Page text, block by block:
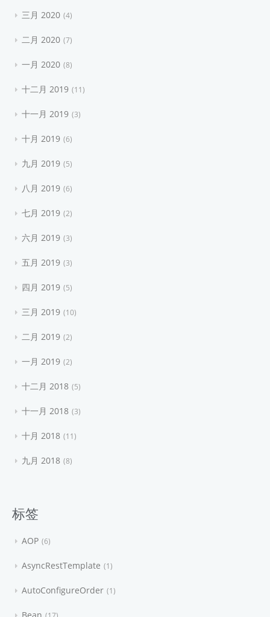
三月 2020 4
二月 2020 7
一月 2020 8
十二月 2019 11
十一月 2019 3
十月 2019 6
九月 2019 5
八月 2019 6
七月 2019 2
六月 2019 3
五月 2019 3
四月 2019 5
三月 2019 10
二月 2019 2
一月 2019 2
十二月 2018 5
十一月 2018 3
十月 2018 11
九月 2018 8
标签
AOP 6
AsyncRestTemplate 1
AutoConfigureOrder 1